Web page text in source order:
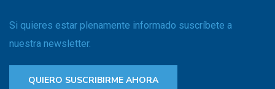
Si quieres estar plenamente informado suscríbete a
nuestra newsletter.
QUIERO SUSCRIBIRME AHORA